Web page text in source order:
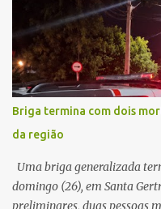
Briga termina com dois
da região
Uma briga generalizada
domingo (26), em Santa
preliminares, duas pessoas